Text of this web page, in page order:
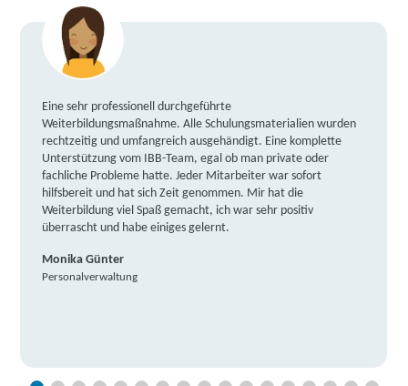
Eine sehr professionell durchgeführte
Weiterbildungsmaßnahme. Alle Schulungsmaterialien wurden
rechtzeitig und umfangreich ausgehändigt. Eine komplette
Unterstützung vom IBB-Team, egal ob man private oder
fachliche Probleme hatte. Jeder Mitarbeiter war sofort
hilfsbereit und hat sich Zeit genommen. Mir hat die
Weiterbildung viel Spaß gemacht, ich war sehr positiv
überrascht und habe einiges gelernt.
Monika Günter
Personalverwaltung